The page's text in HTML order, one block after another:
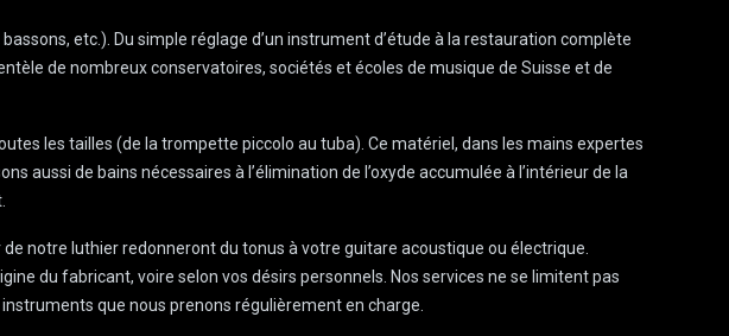
etc.). Du simple réglage d’un instrument d’étude à la restauration complète
de nombreux conservatoires, sociétés et écoles de musique de Suisse et de
les tailles (de la trompette piccolo au tuba). Ce matériel, dans les mains expertes
aussi de bains nécessaires à l’élimination de l’oxyde accumulée à l’intérieur de la
de notre luthier redonneront du tonus à votre guitare acoustique ou électrique.
du fabricant, voire selon vos désirs personnels. Nos services ne se limitent pas
que nous prenons régulièrement en charge.